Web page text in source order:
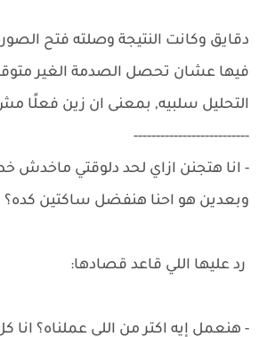
دقايق وكانت النتيجة وصلته فتح
فيها عشان تحصل الصدمة الغير
التحليل سلبيه, بمعنى ان زين فعلًا
--------------------------
- انا هتجنن ازاي لحد دلوقتي ماخدش
وبعدين هو احنا هنفضل ساكتين كده؟
رد عليها اللي قاعد قصادها:
- هنعمل إيه اكتر من اللي عملناه؟ انا